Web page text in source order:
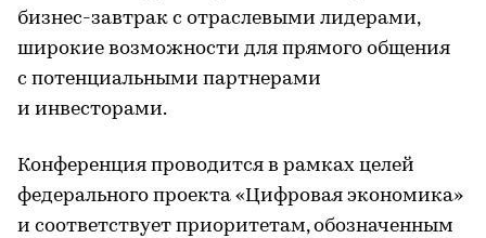
бизнес-завтрак с отраслевыми лидерами,
широкие возможности для прямого общения
с потенциальными партнерами
и инвесторами.
Конференция проводится в рамках целей
федерального проекта «Цифровая экономика»
и соответствует приоритетам, обозначенным